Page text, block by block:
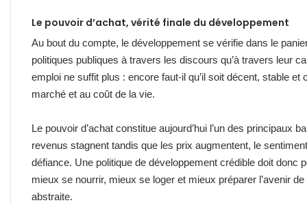
Le pouvoir d’achat, vérité finale du développement
Au bout du compte, le développement se vérifie dans le
politiques publiques à travers les discours qu’à travers leur
emploi ne suffit plus : encore faut-il qu’il soit décent, stable
marché et au coût de la vie.
Le pouvoir d’achat constitue aujourd’hui l’un des principaux
revenus stagnent tandis que les prix augmentent, le
défiance. Une politique de développement crédible doit
mieux se nourrir, mieux se loger et mieux préparer l’avenir
abstraite.